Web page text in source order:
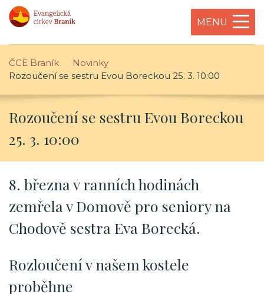
MENU
ČCE Braník
Novinky
Rozoučení se sestru Evou Boreckou 25. 3. 10:00
Rozoučení se sestru Evou Boreckou
25. 3. 10:00
8. března v ranních hodinách
zemřela v Domově pro seniory na
Chodově sestra Eva Borecká.
Rozloučení v našem kostele
proběhne